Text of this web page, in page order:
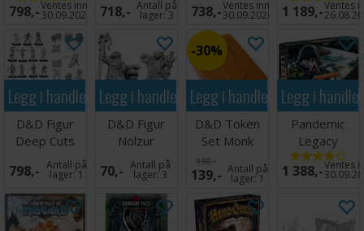
798,-Ventes inn
30.09.2026
Brettspill
718,- Antall på
lager:3 738,-Ventes inn
30.09.2026 1 189,-Ventes
Legg i handlekurven
D&D Figur
Deep Cuts
Townspeople
& Acces
798,- Antall på
lager:1
Legg i handlekurven
D&D Figur
Nolzur
Dragonborn
Sorce Female
70,- Antall på
lager:3
Legg i handlekurven
30%
D&D Token
Set Monk
198,-
139,- Antall på
lager:1
Legg i
Pandemic
Legacy
Season 2
Black Brettspil
1 388,-Ventes